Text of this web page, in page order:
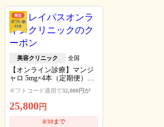
美容クリニック 全国
【オンライン診療】マンジ
ャロ 5mg×4本（定期便）※
送料・アルコール綿・診察
料込
ギフトコード適用で32,800円が
25,800 円
8/10まで